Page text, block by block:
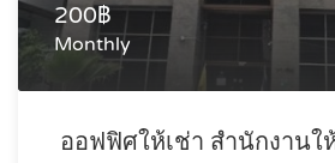
200฿
Monthly
ออฟฟิศให้เช่า สำนักงานใ